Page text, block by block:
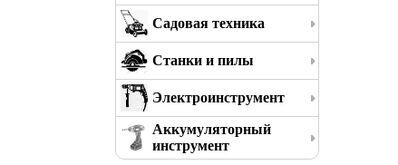
Садовая техника
Станки и пилы
Электроинструмент
Аккумуляторный
инструмент